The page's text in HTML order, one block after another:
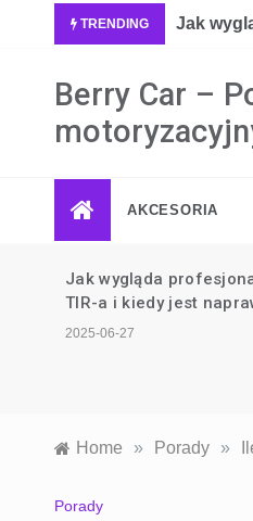
TRENDING Jak
Berry Car –
AKCESORIA
Ile pali czołg T 34?
zużycia!
2025-05-13
Home » Porady »
Porady